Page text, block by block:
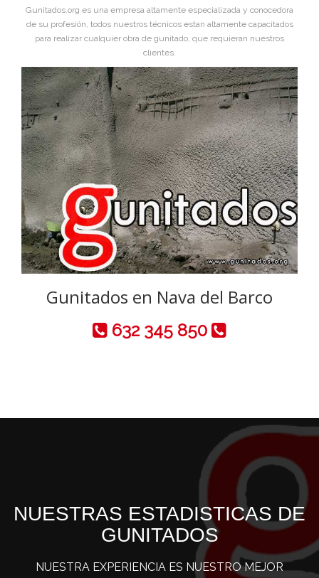
Gunitados.org es una empresa altamente especializada y conocedora
de su profesión, todos nuestros técnicos estan altamente capacitados
para realizar cualquier obra de gunitado, que requieran nuestros
clientes.
Gunitados en Nava del Barco
632 345 850
NUESTRAS ESTADISTICAS DE
GUNITADOS
NUESTRA EXPERIENCIA ES NUESTRO MEJOR